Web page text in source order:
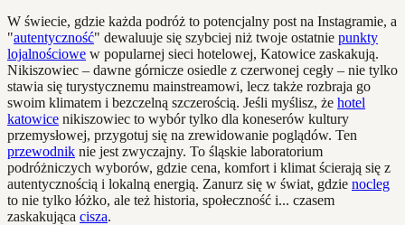
W świecie, gdzie każda podróż to potencjalny post na Instagramie, a
"autentyczność" dewaluuje się szybciej niż twoje ostatnie punkty
lojalnościowe w popularnej sieci hotelowej, Katowice zaskakują.
Nikiszowiec – dawne górnicze osiedle z czerwonej cegły – nie tylko
stawia się turystycznemu mainstreamowi, lecz także rozbraja go
swoim klimatem i bezczelną szczerością. Jeśli myślisz, że hotel
katowice nikiszowiec to wybór tylko dla koneserów kultury
przemysłowej, przygotuj się na zrewidowanie poglądów. Ten
przewodnik nie jest zwyczajny. To śląskie laboratorium
podróżniczych wyborów, gdzie cena, komfort i klimat ścierają się z
autentycznością i lokalną energią. Zanurz się w świat, gdzie nocleg
to nie tylko łóżko, ale też historia, społeczność i... czasem
zaskakująca cisza.